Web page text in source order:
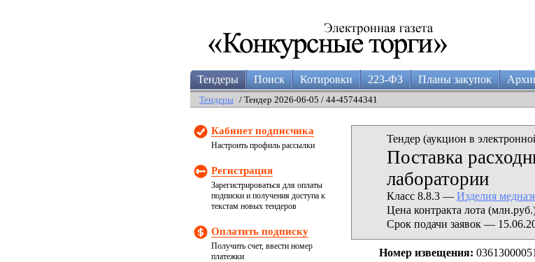
Тендеры Поиск Котировки 223-ФЗ Планы закупок
Тендеры / Тендер 2026-06-05 / 44-45744341
Кабинет подписчика
Настроить профиль рассылки
Регистрация
Зарегистрироваться для оплаты
подписки и получения доступа к
текстам новых тендеров
Оплатить подписку
Получить счет, ввести номер
платежки
Тендер (аукцион в
Поставка
лаборатории
Класс 8.8.3 — Изделия
Цена контракта лота
Срок подачи заявок —
Номер извещения: